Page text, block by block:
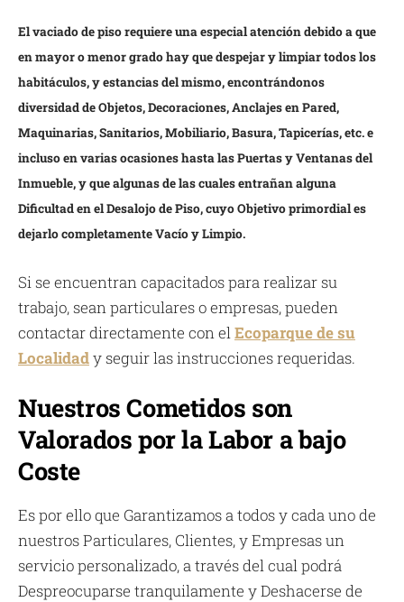
El vaciado de piso requiere una especial atención debido a que
en mayor o menor grado hay que despejar y limpiar todos los
habitáculos, y estancias del mismo, encontrándonos
diversidad de Objetos, Decoraciones, Anclajes en Pared,
Maquinarias, Sanitarios, Mobiliario, Basura, Tapicerías, etc. e
incluso en varias ocasiones hasta las Puertas y Ventanas del
Inmueble, y que algunas de las cuales entrañan alguna
Dificultad en el Desalojo de Piso, cuyo Objetivo primordial es
dejarlo completamente Vacío y Limpio.
Si se encuentran capacitados para realizar su
trabajo, sean particulares o empresas, pueden
contactar directamente con elEcoparque de su
Localidady seguir las instrucciones requeridas.
Nuestros Cometidos son
Valorados por la Labor a bajo
Coste
Es por ello que Garantizamos a todos y cada uno de
nuestros Particulares, Clientes, y Empresas un
servicio personalizado, a través del cual podrá
Despreocuparse tranquilamente y Deshacerse de